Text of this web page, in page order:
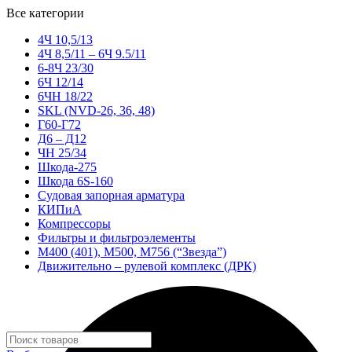
Все категории
4Ч 10,5/13
4Ч 8,5/11 – 6Ч 9.5/11
6-8Ч 23/30
6Ч 12/14
6ЧН 18/22
SKL (NVD-26, 36, 48)
Г60-Г72
Д6 – Д12
ЧН 25/34
Шкода-275
Шкода 6S-160
Судовая запорная арматура
КИПиА
Компрессоры
Фильтры и фильтроэлементы
М400 (401), М500, М756 (“Звезда”)
Движительно – рулевой комплекс (ДРК)